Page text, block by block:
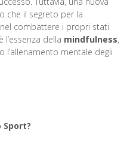
che il segreto per la
combattere i propri stati
l’essenza della mindfulness,
l’allenamento mentale degli
Sport?